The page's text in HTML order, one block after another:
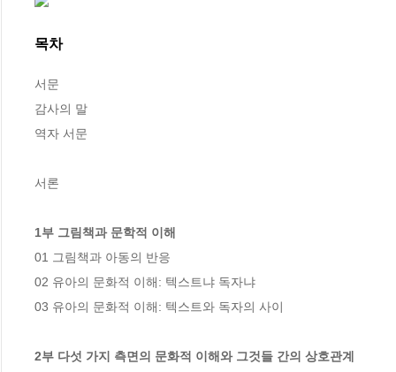
목차
서문
감사의 말
역자 서문
서론
1부 그림책과 문학적 이해
01 그림책과 아동의 반응
02 유아의 문화적 이해: 텍스트냐 독자냐
03 유아의 문화적 이해: 텍스트와 독자의 사이
2부 다섯 가지 측면의 문화적 이해와 그것들 간의 상호관계